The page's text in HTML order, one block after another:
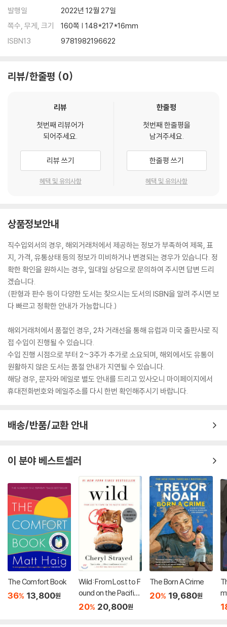
asures both new and familiar to be encountered every day.
발행일
2022년 12월 27일
쪽수, 무게, 크기
160쪽 | 148*217*16mm
ISBN13
9781982196622
리뷰/한줄평 0
리뷰
첫번째 리뷰어가
되어주세요.
리뷰 쓰기
혜택 및 유의사항
한줄평
첫번째 한줄평을
남겨주세요.
한줄평 쓰기
혜택 및 유의사항
상품정보안내
직수입외서의 경우, 해외거래처에서 제공하는 정보가 부족하여 제목, 표
지, 가격, 유통상태 등의 정보가 미비하거나 변경되는 경우가 있습니다. 정
확한 확인을 원하시는 경우, 일대일 상담으로 문의하여 주시면 답변 드리
겠습니다.
(판형과 판수 등이 다양한 도서는 찾으시는 도서의 ISBN을 알려 주시면 보
다 빠르고 정확한 안내가 가능합니다.)
해외거래처에서 품절인 경우, 2차 거래선을 통해 유럽과 미국 출판사로 직
접 수입이 진행될 수 있습니다.
수입 진행 시점으로 부터 2~3주가 추가로 소요되며, 해외에서도 유통이
원활하지 않은 도서는 품절 안내가 지연될 수 있습니다.
해당 경우, 문자와 메일로 별도 안내를 드리고 있사오니 마이페이지에서
휴대전화번호와 메일주소를 다시 한번 확인해주시기 바랍니다.
배송/반품/교환 안내
이 분야 베스트셀러
The Comfort Book
36% 13,800원
Wild: From Lost to F
ound on the Pacific
Crest Trail
20% 20,800원
The Born A Crime
20% 19,680원